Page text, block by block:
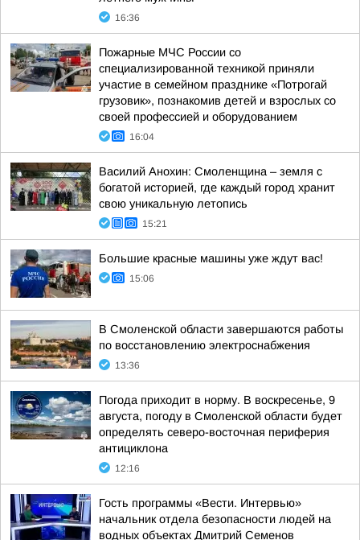
16:36
Пожарные МЧС России со
специализированной техникой приняли
участие в семейном празднике «Потрогай
грузовик», познакомив детей и взрослых со
своей профессией и оборудованием
16:04
Василий Анохин: Смоленщина – земля с
богатой историей, где каждый город хранит
свою уникальную летопись
15:21
Большие красные машины уже ждут вас!
15:06
В Смоленской области завершаются работы
по восстановлению электроснабжения
13:36
Погода приходит в норму. В воскресенье, 9
августа, погоду в Смоленской области будет
определять северо-восточная периферия
антициклона
12:16
Гость программы «Вести. Интервью»
начальник отдела безопасности людей на
водных объектах Дмитрий Семенов